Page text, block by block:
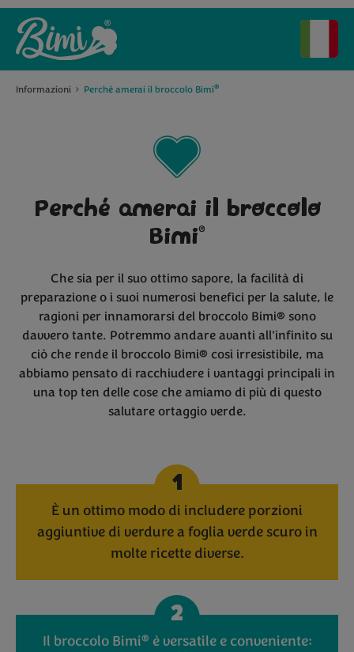
Informazioni Perché amerai il broccolo Bimi®
Perché amerai il broccolo
Bimi®
Che sia per il suo ottimo sapore, la facilità di
preparazione o i suoi numerosi benefici per la salute, le
ragioni per innamorarsi del broccolo Bimi® sono
davvero tante. Potremmo andare avanti all'infinito su
ciò che rende il broccolo Bimi® così irresistibile, ma
abbiamo pensato di racchiudere i vantaggi principali in
una top ten delle cose che amiamo di più di questo
salutare ortaggio verde.
1
È un ottimo modo di includere porzioni
aggiuntive di verdure a foglia verde scuro in
molte ricette diverse.
2
Il broccolo Bimi® è versatile e conveniente: